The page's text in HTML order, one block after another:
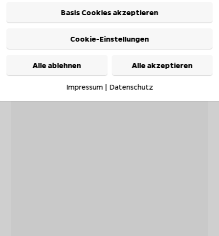
Basis Cookies akzeptieren
Cookie-Einstellungen
Alle ablehnen Alle akzeptieren
Impressum| Datenschutz